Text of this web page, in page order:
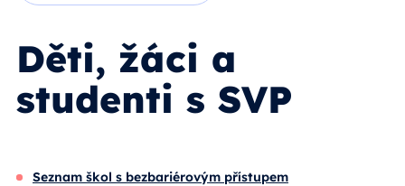
Děti, žáci a
studenti s SVP
Seznam škol s bezbariérovým přístupem